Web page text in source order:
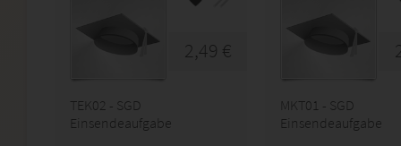
2,49 €
TEK02 - SGD
Einsendeaufgabe
MKT01 - SGD
Einsendeaufgabe